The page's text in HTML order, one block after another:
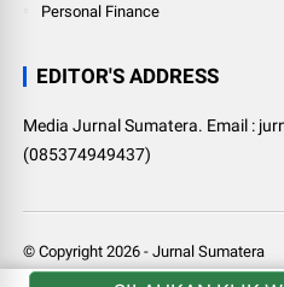
Personal Finance
EDITOR'S ADDRESS
Media Jurnal Sumatera. Email :
(085374949437)
© Copyright2026 -Jurnal Sumatera